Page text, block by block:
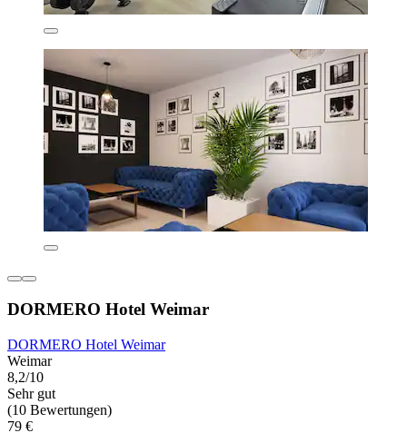
DORMERO Hotel Weimar
DORMERO Hotel Weimar
Weimar
8,2/10
Sehr gut
(10 Bewertungen)
79 €